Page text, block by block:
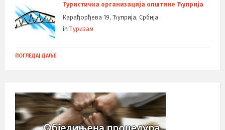
Туристичка организација општине Ћуприја
Карађорђева 19, Ћуприја, Србија
in Туризам
ПОГЛЕДАЈ ДАЉЕ